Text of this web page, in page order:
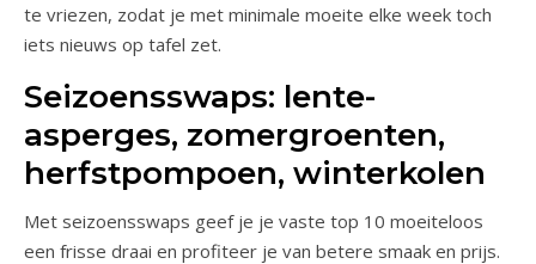
te vriezen, zodat je met minimale moeite elke week toch
iets nieuws op tafel zet.
Seizoensswaps: lente-
asperges, zomergroenten,
herfstpompoen, winterkolen
Met seizoensswaps geef je je vaste top 10 moeiteloos
een frisse draai en profiteer je van betere smaak en prijs.